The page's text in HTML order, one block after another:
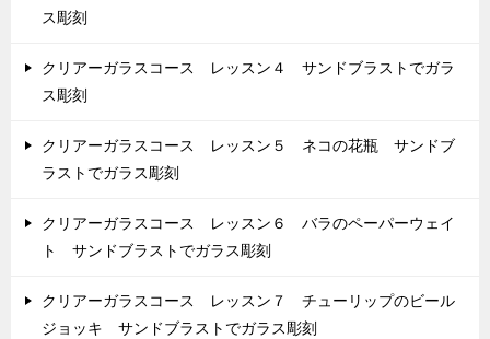
ス彫刻
クリアーガラスコース レッスン４ サンドブラストでガラ
ス彫刻
クリアーガラスコース レッスン５ ネコの花瓶 サンドブ
ラストでガラス彫刻
クリアーガラスコース レッスン６ バラのペーパーウェイ
ト サンドブラストでガラス彫刻
クリアーガラスコース レッスン７ チューリップのビール
ジョッキ サンドブラストでガラス彫刻